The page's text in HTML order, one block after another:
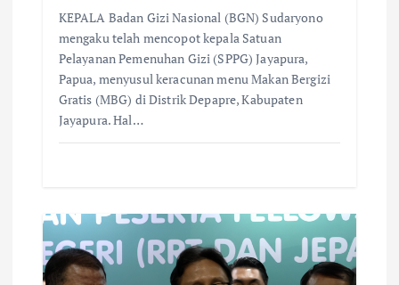
KEPALA Badan Gizi Nasional (BGN) Sudaryono
mengaku telah mencopot kepala Satuan
Pelayanan Pemenuhan Gizi (SPPG) Jayapura,
Papua, menyusul keracunan menu Makan Bergizi
Gratis (MBG) di Distrik Depapre, Kabupaten
Jayapura. Hal…